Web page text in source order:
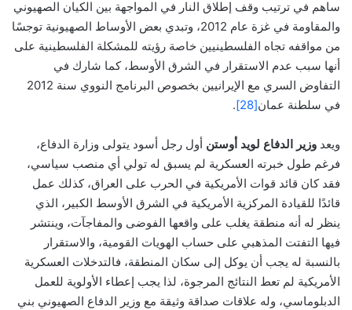
ساهم في ترتيب وقف إطلاق النار في المواجهة بين الكيان الصهيوني
والمقاومة في غزة عام 2012، وتبدي بعض الأوساط الصهيونية توجسًا
من مواقفه تجاه الفلسطينيين خاصة رؤيته للمشكلة الفلسطينية على
أنها سبب عدم الاستقرار في الشرق الأوسط، كما شارك في
التفاوض السري مع الإيرانيين بخصوص البرنامج النووي سنة 2012
في سلطنة عمان[28]
.
ويعد وزير الدفاع لويد أوستن أول رجل أسود يتولى وزارة الدفاع،
فرغم طول خبرته العسكرية لم يسبق له تولي أي منصب سياسي،
فقد كان قائد قوات الأمريكية في الحرب على العراق، كذلك عمل
قائدًا للقيادة المركزية الأمريكية في الشرق الأوسط الكبير، الذي
ينظر له أنه منطقة يغلب على واقعها الفوضى والمفاجآت، وينتشر
فيها التفتت المذهبي على حساب الهويات القومية، والاستقرار
بالنسبة له يجب أن يوكل إلى سكان المنطقة، فالتدخلات العسكرية
الأمريكية لم تعط النتائج المرجوة، لذا يجب إعطاء الأولوية للعمل
الدبلوماسي، وله علاقات صداقة وثيقة مع وزير الدفاع الصهيوني بني